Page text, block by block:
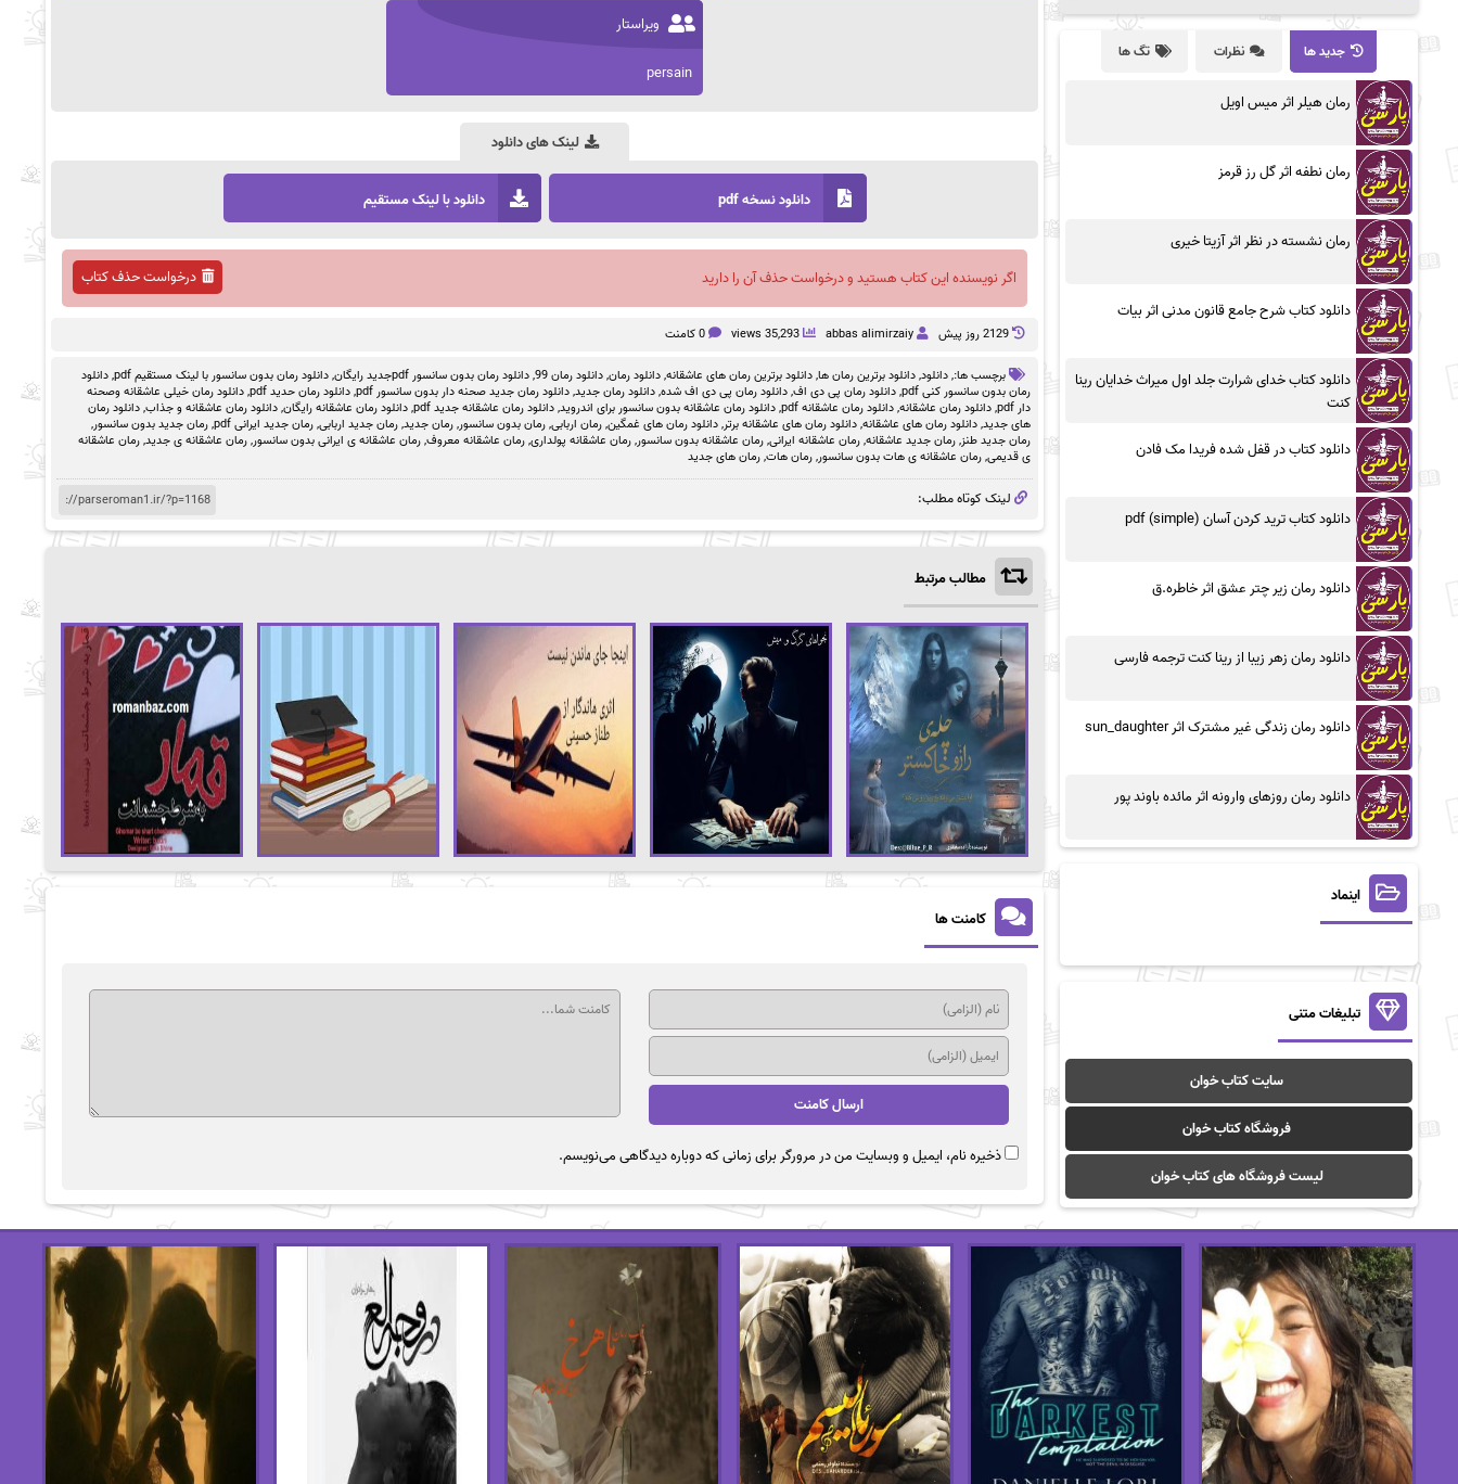
ویراستار
persain
لینک های دانلود
دانلود نسخه pdf دانلود با لینک مستقیم
اگر نویسنده این کتاب هستید و درخواست حذف آن را دارید درخواست حذف کتاب
2129 روز پيش abbas alimirzaiy
35,293 views 0 کامنت
برچسب ها:,دانلود,دانلود برترین رمان ها,دانلود برترین رمان های عاشقانه,دانلود رمان,دانلود رمان 99 ,دانلود رمان بدون سانسور pdfجدید رایگان ,دانلود رمان بدون سانسور با لینک مستقیم pdf ,دانلود
رمان بدون سانسور کنی pdf
,دانلود رمان پی دی اف,دانلود رمان پی دی اف شده,دانلود رمان جدید,دانلود رمان جدید صحنه دار بدون سانسور pdf ,دانلود رمان حدید pdf ,دانلود رمان خیلی عاشقانه وصحنه
دار pdf
,دانلود رمان عاشقانه,دانلود رمان عاشقانه pdf ,دانلود رمان عاشقانه بدون سانسور برای اندروید,دانلود رمان عاشقانه جدید pdf ,دانلود رمان عاشقانه رایگان,دانلود رمان عاشقانه و جذاب,دانلود رمان
های جدید,دانلود رمان های عاشقانه,دانلود رمان های عاشقانه برتر,دانلود رمان های غمگین,رمان اربابی,رمان بدون سانسور,رمان جدید,رمان جدید اربابی,رمان جدید ایرانی pdf ,رمان جدید بدون سانسور,
رمان جدید طنز,رمان جدید عاشقانه,رمان عاشقانه ایرانی,رمان عاشقانه بدون سانسور,رمان عاشقانه پولداری,رمان عاشقانه معروف,رمان عاشقانه ی ایرانی بدون سانسور,رمان عاشقانه ی جدید,رمان عاشقانه
ی قدیمی,رمان عاشقانه ی هات بدون سانسور,رمان هات,رمان های جدید
لینک کوتاه مطلب:
مطالب مرتبط
کامنت ها
ذخیره نام، ایمیل و وبسایت من در مرورگر برای زمانی که دوباره دیدگاهی می‌نویسم.
جدید ها نظرات تگ ها
رمان هیلر اثر میس اویل
رمان نطفه اثر گل رز قرمز
رمان نشسته در نظر اثر آزیتا خیری
دانلود کتاب شرح جامع قانون مدنی اثر بیات
دانلود کتاب خدای شرارت جلد اول میراث خدایان رینا
کنت
دانلود کتاب در قفل شده فریدا مک فادن
دانلود کتاب ترید کردن آسان (simple) pdf
دانلود رمان زیر چتر عشق اثر خاطره.ق
دانلود رمان زهر زیبا از رینا کنت ترجمه فارسی
دانلود رمان زندگی غیر مشترک اثر sun_daughter
دانلود رمان روزهای وارونه اثر مائده باوند پور
اینماد
تبلیغات متنی
سایت کتاب خوان
فروشگاه کتاب خوان
لیست فروشگاه های کتاب خوان